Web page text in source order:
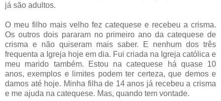
já são adultos.
O meu filho mais velho fez catequese e recebeu a crisma.
Os outros dois pararam no primeiro ano da catequese de
crisma e não quiseram mais saber. E nenhum dos três
frequenta a Igreja hoje em dia. Fui criada na Igreja católica e
meu marido também. Estou na catequese há quase 10
anos, exemplos e limites podem ter certeza, que demos e
damos até hoje. Minha filha de 14 anos já recebeu a crisma
e me ajuda na catequese. Mas, quando tem vontade.